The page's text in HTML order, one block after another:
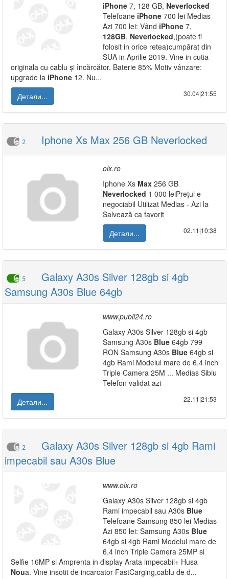
iPhone 7, 128 GB, Neverlocked
Telefoane iPhone 700 lei Medias
Azi 700 lei: Vând iPhone 7,
128GB, Neverlocked,(poate fi
folosit in orice retea)cumpărat din
SUA in Aprilie 2019. Vine in cutia
originala cu cablu și încărcător. Baterie 85% Motiv vânzare:
upgrade la iPhone 12. Nu...
Детали...
30.04|21:55
2 Iphone Xs Max 256 GB Neverlocked
olx.ro
Iphone Xs Max 256 GB
Neverlocked 1 000 leiPrețul e
negociabil Utilizat Medias - Azi la
Salvează ca favorit
Детали...
02.11|10:38
5
Galaxy A30s Silver 128gb si 4gb
Samsung A30s Blue 64gb
www.publi24.ro
Galaxy A30s Silver 128gb si 4gb
Samsung A30s Blue 64gb 799
RON Samsung A30s Blue 64gb si
4gb Rami Modelul mare de 6,4 inch
Triple Camera 25M ... Medias Sibiu
Telefon validat azi
Детали...
22.11|21:53
2
Galaxy A30s Silver 128gb si 4gb Rami
impecabil sau A30s Blue
www.olx.ro
Galaxy A30s Silver 128gb si 4gb
Rami impecabil sau A30s Blue
Telefoane Samsung 850 lei Medias
Azi 850 lei: Samsung A30s Blue
64gb si 4gb Rami Modelul mare de
6,4 inch Triple Camera 25MP si
Selfie 16MP si Amprenta in display Arata impecabil+ Husa
Noua. Vine insotit de incarcator FastCarging,cablu de d...